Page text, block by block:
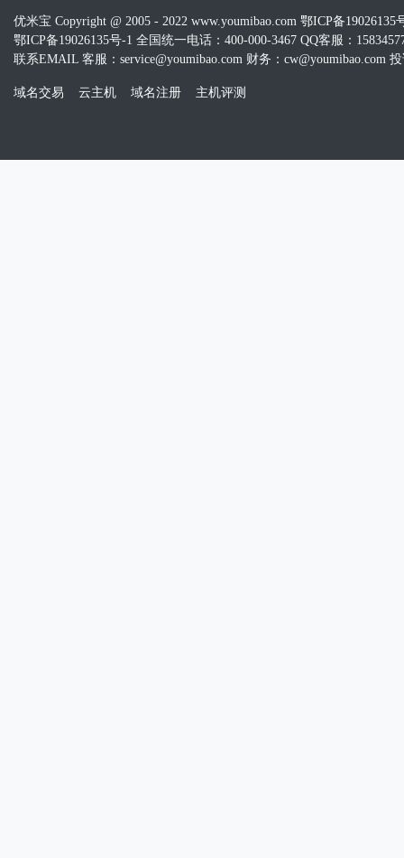
优米宝 Copyright @ 2005 - 2022 www.youmibao.com 鄂ICP备19026135
鄂ICP备19026135号-1 全国统一电话：400-000-3467 QQ客服：
联系EMAIL 客服：service@youmibao.com 财务：cw@youmibao.com
域名交易 云主机 域名注册 主机评测